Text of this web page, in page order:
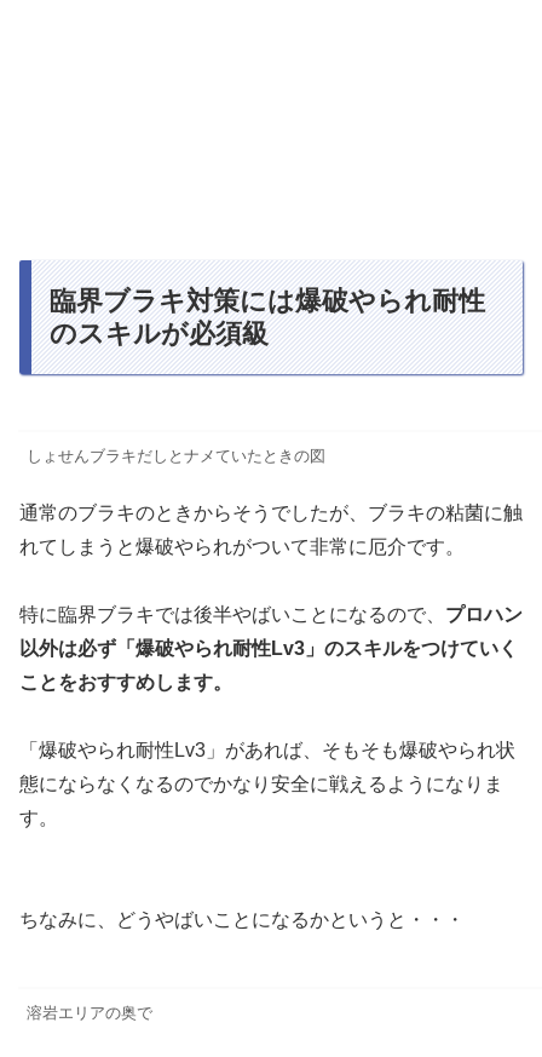
臨界ブラキ対策には爆破やられ耐性
のスキルが必須級
しょせんブラキだしとナメていたときの図
通常のブラキのときからそうでしたが、ブラキの粘菌に触
れてしまうと爆破やられがついて非常に厄介です。
特に臨界ブラキでは後半やばいことになるので、 プロハン
以外は必ず「爆破やられ耐性Lv3」のスキルをつけていく
ことをおすすめします。
「爆破やられ耐性Lv3」があれば、そもそも爆破やられ状
態にならなくなるのでかなり安全に戦えるようになりま
す。
ちなみに、どうやばいことになるかというと・・・
溶岩エリアの奥で